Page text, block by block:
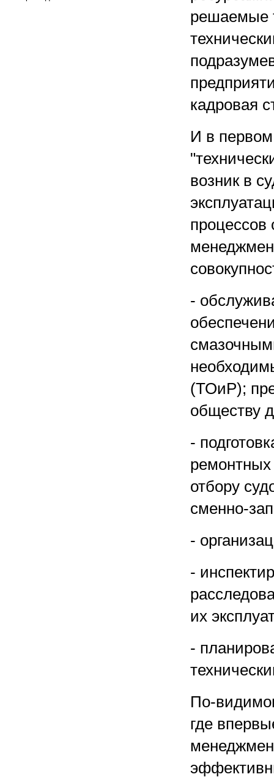
решаемые
кадровая
И в
возник в
процессов
-
(ТОиР);
обществу
-
ремонтных
отбору
сменно-
-
-
их
-
По-
где